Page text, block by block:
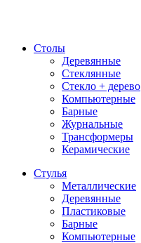
Столы
Деревянные
Стеклянные
Стекло + дерево
Компьютерные
Барные
Журнальные
Трансформеры
Керамические
Стулья
Металлические
Деревянные
Пластиковые
Барные
Компьютерные